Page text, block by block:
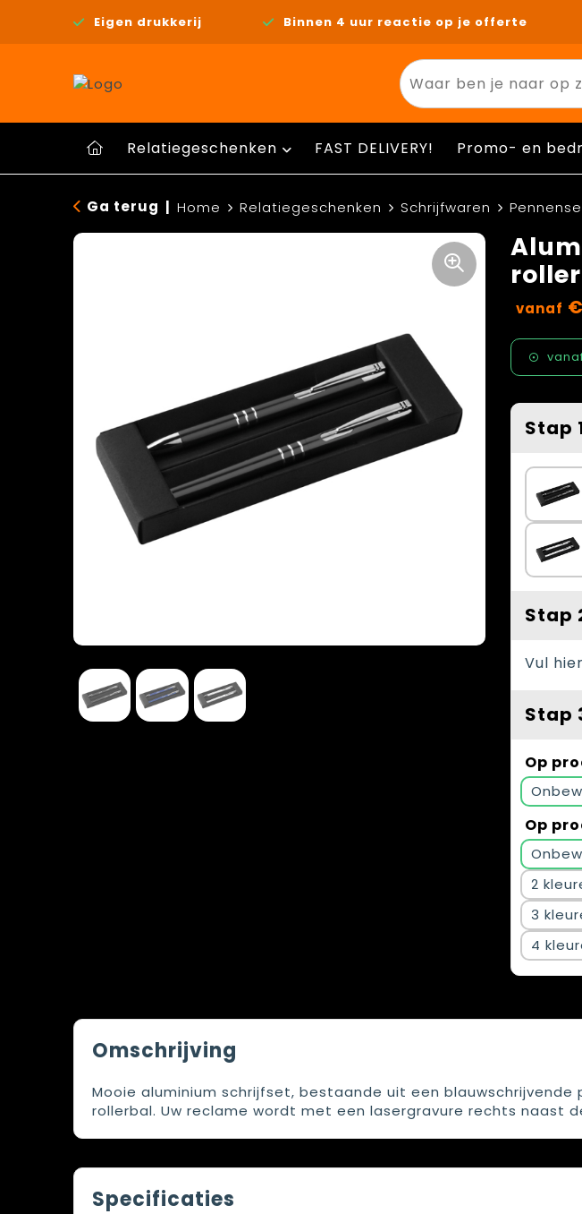
Eigen drukkerij Binnen 4 uur reactie op je offerte
Relatiegeschenken FAST DELIVERY! Promo- en
Ga terug Home Relatiegeschenken Schrijfwaren
vanaf
Stap
Stap
Vul
Stap
Op
Op
2
3
4
Omschrijving
Mooie aluminium schrijfset, bestaande uit een
rollerbal. Uw reclame wordt met een lasergravure rechts naast
Specificaties